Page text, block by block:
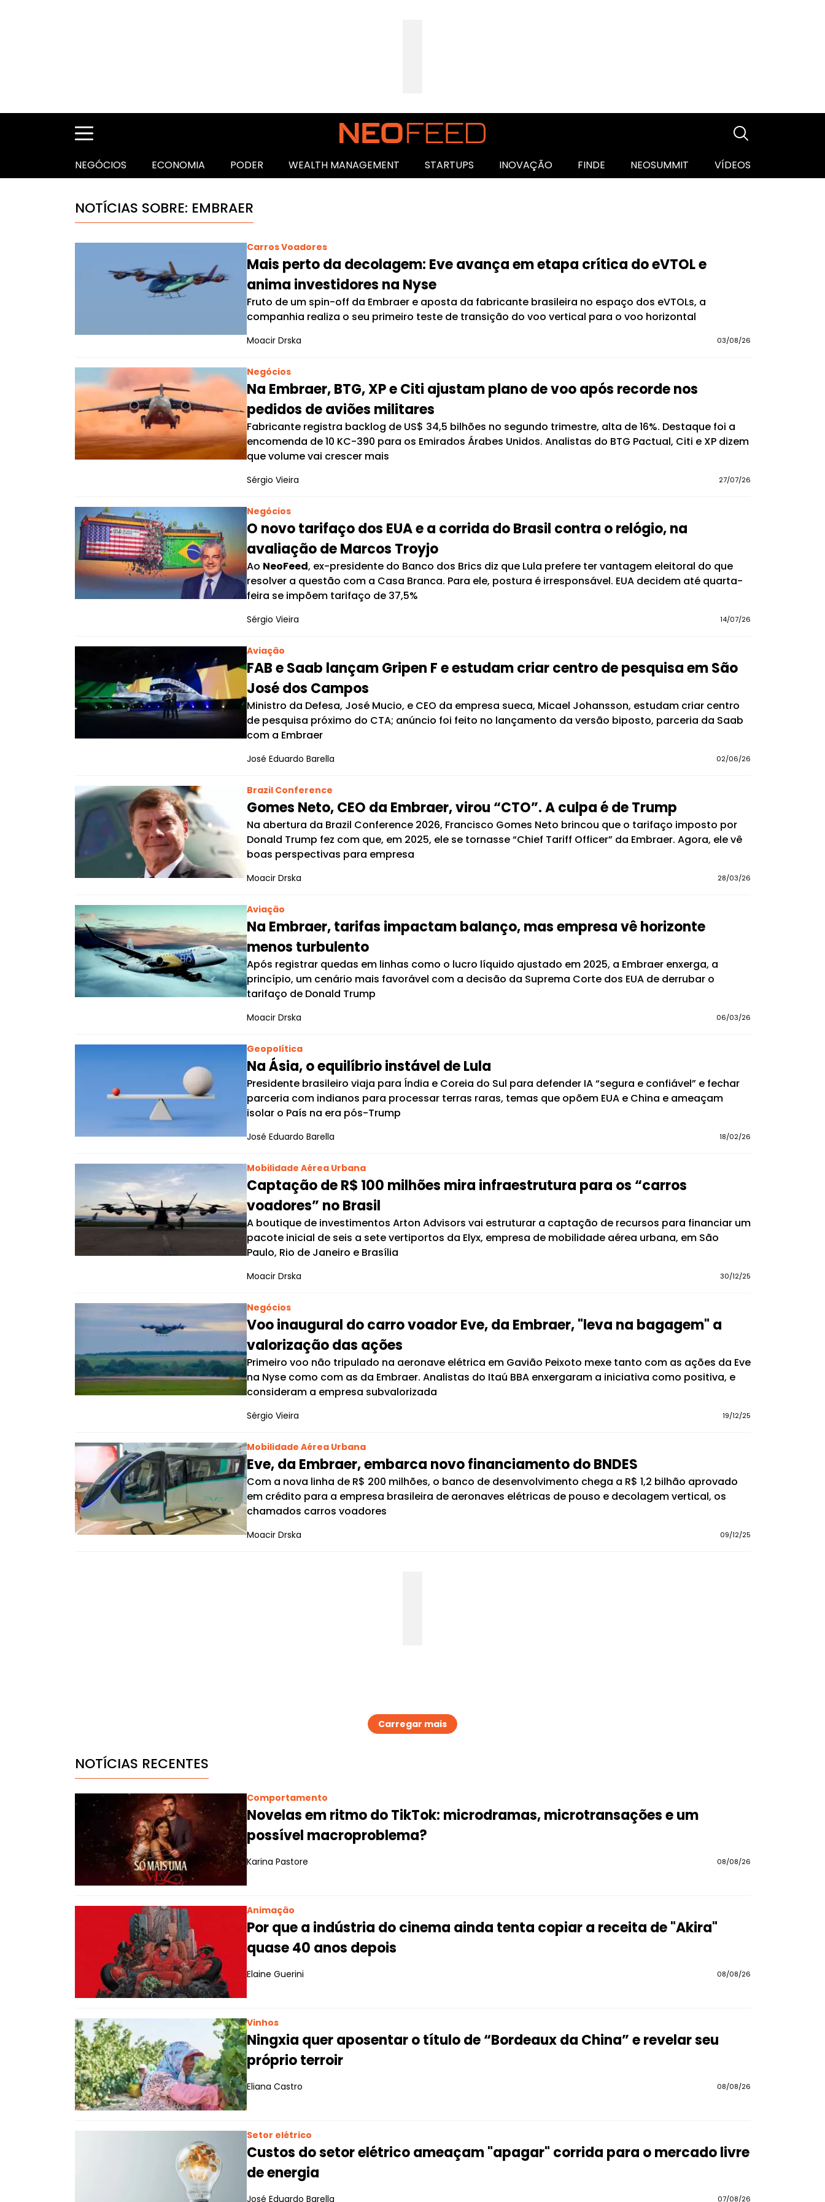
NEGÓCIOS ECONOMIA PODER WEALTH MANAGEMENT STARTUPS INOVAÇÃO FINDE NEOSUMMIT VÍDEOS
NOTÍCIAS SOBRE: EMBRAER
Carros Voadores
Mais perto da decolagem: Eve avança em etapa crítica do eVTOL e
anima investidores na Nyse
Fruto de um spin-off da Embraer e aposta da fabricante brasileira no espaço dos eVTOLs, a
companhia realiza o seu primeiro teste de transição do voo vertical para o voo horizontal
Moacir Drska 03/08/26
Negócios
Na Embraer, BTG, XP e Citi ajustam plano de voo após recorde nos
pedidos de aviões militares
Fabricante registra backlog de US$ 34,5 bilhões no segundo trimestre, alta de 16%. Destaque foi a
encomenda de 10 KC-390 para os Emirados Árabes Unidos. Analistas do BTG Pactual, Citi e XP dizem
que volume vai crescer mais
Sérgio Vieira 27/07/26
Negócios
O novo tarifaço dos EUA e a corrida do Brasil contra o relógio, na
avaliação de Marcos Troyjo
Ao NeoFeed, ex-presidente do Banco dos Brics diz que Lula prefere ter vantagem eleitoral do que
resolver a questão com a Casa Branca. Para ele, postura é irresponsável. EUA decidem até quarta-
feira se impõem tarifaço de 37,5%
Sérgio Vieira 14/07/26
Aviação
FAB e Saab lançam Gripen F e estudam criar centro de pesquisa em São
José dos Campos
Ministro da Defesa, José Mucio, e CEO da empresa sueca, Micael Johansson, estudam criar centro
de pesquisa próximo do CTA; anúncio foi feito no lançamento da versão biposto, parceria da Saab
com a Embraer
José Eduardo Barella 02/06/26
Brazil Conference
Gomes Neto, CEO da Embraer, virou “CTO”. A culpa é de Trump
Na abertura da Brazil Conference 2026, Francisco Gomes Neto brincou que o tarifaço imposto por
Donald Trump fez com que, em 2025, ele se tornasse “Chief Tariff Officer” da Embraer. Agora, ele vê
boas perspectivas para empresa
Moacir Drska 28/03/26
Aviação
Na Embraer, tarifas impactam balanço, mas empresa vê horizonte
menos turbulento
Após registrar quedas em linhas como o lucro líquido ajustado em 2025, a Embraer enxerga, a
princípio, um cenário mais favorável com a decisão da Suprema Corte dos EUA de derrubar o
tarifaço de Donald Trump
Moacir Drska 06/03/26
Geopolítica
Na Ásia, o equilíbrio instável de Lula
Presidente brasileiro viaja para Índia e Coreia do Sul para defender IA “segura e confiável” e fechar
parceria com indianos para processar terras raras, temas que opõem EUA e China e ameaçam
isolar o País na era pós-Trump
José Eduardo Barella 18/02/26
Mobilidade Aérea Urbana
Captação de R$ 100 milhões mira infraestrutura para os “carros
voadores” no Brasil
A boutique de investimentos Arton Advisors vai estruturar a captação de recursos para financiar um
pacote inicial de seis a sete vertiportos da Elyx, empresa de mobilidade aérea urbana, em São
Paulo, Rio de Janeiro e Brasília
Moacir Drska 30/12/25
Negócios
Voo inaugural do carro voador Eve, da Embraer, "leva na bagagem" a
valorização das ações
Primeiro voo não tripulado na aeronave elétrica em Gavião Peixoto mexe tanto com as ações da Eve
na Nyse como com as da Embraer. Analistas do Itaú BBA enxergaram a iniciativa como positiva, e
consideram a empresa subvalorizada
Sérgio Vieira 19/12/25
Mobilidade Aérea Urbana
Eve, da Embraer, embarca novo financiamento do BNDES
Com a nova linha de R$ 200 milhões, o banco de desenvolvimento chega a R$ 1,2 bilhão aprovado
em crédito para a empresa brasileira de aeronaves elétricas de pouso e decolagem vertical, os
chamados carros voadores
Moacir Drska 09/12/25
Carregar mais
NOTÍCIAS RECENTES
Comportamento
Novelas em ritmo do TikTok: microdramas, microtransações e um
possível macroproblema?
Karina Pastore 08/08/26
Animação
Por que a indústria do cinema ainda tenta copiar a receita de "Akira"
quase 40 anos depois
Elaine Guerini 08/08/26
Vinhos
Ningxia quer aposentar o título de “Bordeaux da China” e revelar seu
próprio terroir
Eliana Castro 08/08/26
Setor elétrico
Custos do setor elétrico ameaçam "apagar" corrida para o mercado livre
de energia
José Eduardo Barella 07/08/26